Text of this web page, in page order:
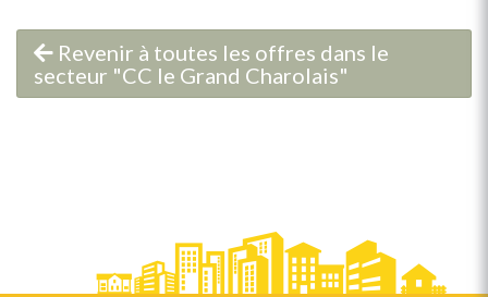
Revenir à toutes les offres dans le
secteur "CC le Grand Charolais"